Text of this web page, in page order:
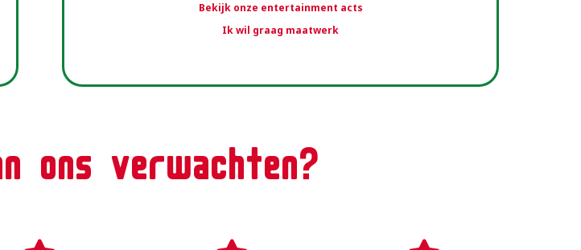
Bekijk onze entertainment acts
Ik wil graag maatwerk
ons verwachten?